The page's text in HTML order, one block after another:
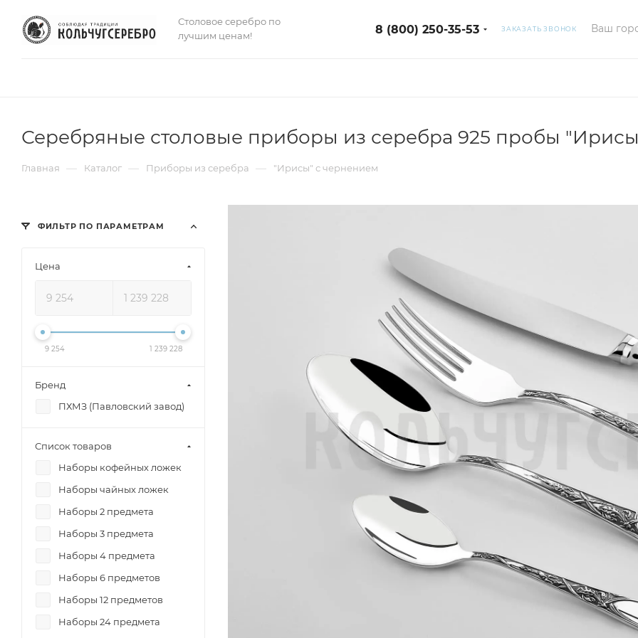
Столовое серебро по
лучшим ценам!
8 (800) 250-35-53 ЗАКАЗАТЬ ЗВОНОК Ваш
Серебряные столовые приборы из серебра 925 пробы
Главная — Каталог — Приборы из серебра — "Ирисы" с чернением
ФИЛЬТР ПО ПАРАМЕТРАМ
Цена
9 254 1 239 228
Бренд
ПХМЗ (Павловский завод)
Список товаров
Наборы кофейных ложек
Наборы чайных ложек
Наборы 2 предмета
Наборы 3 предмета
Наборы 4 предмета
Наборы 6 предметов
Наборы 12 предметов
Наборы 24 предмета